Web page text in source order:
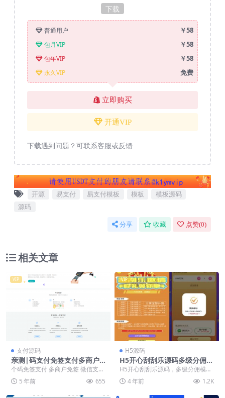
下载
普通用户 ￥58
包月VIP ￥58
包年VIP ￥58
永久VIP 免费
立即购买
开通VIP
下载遇到问题？可联系客服或反馈
开源 易支付 易支付模板 模板
模板源码
源码
分享 收藏 点赞(0)
相关文章
VIP
支付源码
亲测|码支付免签支付多商户
免签微信支付宝QQ免签支付A
PP+PC监控
个码免签支付 多商户免签 微信支付
宝QQ免签支付 APP+PC监控 码支付
系统源...
5 年前 655
VIP
H5源码
H5开心刮刮乐源码多级分佣模
式
H5开心刮刮乐源码，多级分佣模
式。搭建测试了下，后台正常能搭
建出来。 提示：前台...
4 年前 1.2K